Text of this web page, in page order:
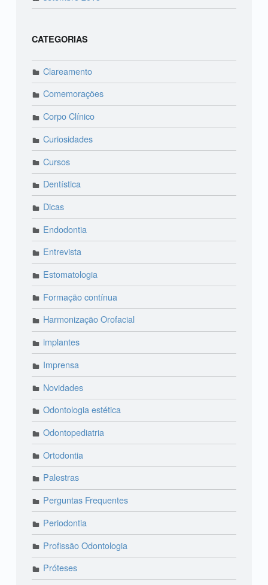
CATEGORIAS
Clareamento
Comemorações
Corpo Clínico
Curiosidades
Cursos
Dentística
Dicas
Endodontia
Entrevista
Estomatologia
Formação contínua
Harmonização Orofacial
implantes
Imprensa
Novidades
Odontologia estética
Odontopediatria
Ortodontia
Palestras
Perguntas Frequentes
Periodontia
Profissão Odontologia
Próteses